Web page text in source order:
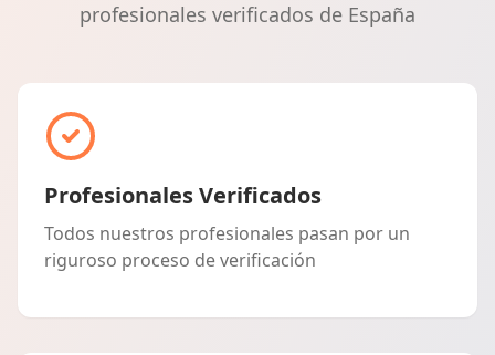
profesionales verificados de España
Profesionales Verificados
Todos nuestros profesionales pasan por un
riguroso proceso de verificación